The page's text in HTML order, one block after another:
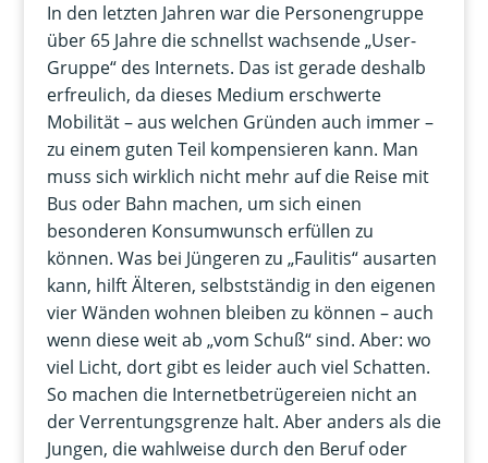
In den letzten Jahren war die Personengruppe
über 65 Jahre die schnellst wachsende „User-
Gruppe“ des Internets. Das ist gerade deshalb
erfreulich, da dieses Medium erschwerte
Mobilität – aus welchen Gründen auch immer –
zu einem guten Teil kompensieren kann. Man
muss sich wirklich nicht mehr auf die Reise mit
Bus oder Bahn machen, um sich einen
besonderen Konsumwunsch erfüllen zu
können. Was bei Jüngeren zu „Faulitis“ ausarten
kann, hilft Älteren, selbstständig in den eigenen
vier Wänden wohnen bleiben zu können – auch
wenn diese weit ab „vom Schuß“ sind. Aber: wo
viel Licht, dort gibt es leider auch viel Schatten.
So machen die Internetbetrügereien nicht an
der Verrentungsgrenze halt. Aber anders als die
Jungen, die wahlweise durch den Beruf oder